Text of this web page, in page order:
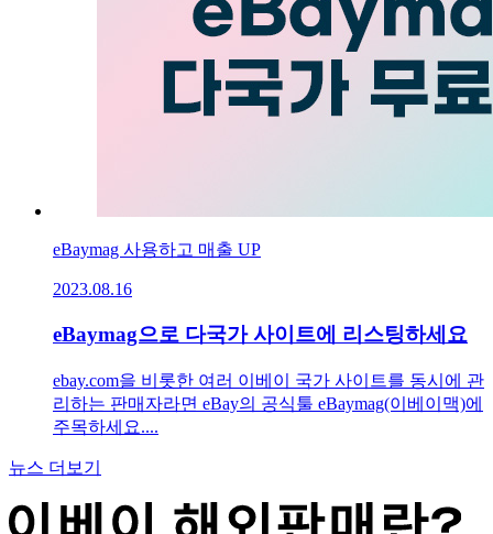
eBaymag 사용하고 매출 UP
2023.08.16
eBaymag으로 다국가 사이트에 리스팅하세요
ebay.com을 비롯한 여러 이베이 국가 사이트를 동시에 관
리하는 판매자라면 eBay의 공식툴 eBaymag(이베이맥)에
주목하세요....
뉴스 더보기